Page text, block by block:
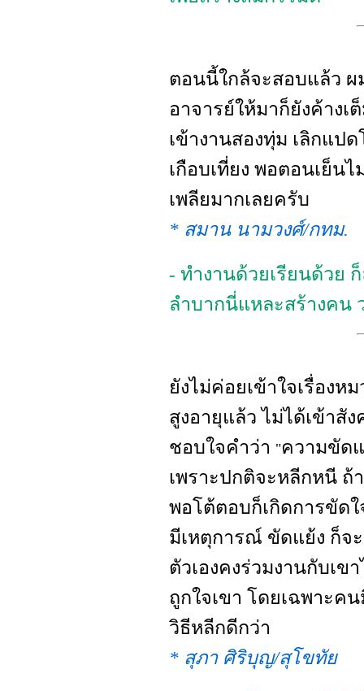
ตอนนี้ใกล้จะสอบแล้ว ผ
อาจารย์ให้มาก็ยังค้างเ
เข้างานสองทุ่ม เลิกแป
เกือบเที่ยง พอตอนเย็น
เพลียมากเลยครับ
* สมาน นามวงศ์/กทม.
- ทำงานด้วยเรียนด้วย
ลำบากนี่แหละสร้างคน
ยังไม่ค่อยเข้าใจเรื่องห
สูงอายุแล้ว ไม่ได้เข้าสั
ชอบใจคำว่า "ความขัด
เพราะปกติจะหลีกหนี ถ้
พอโต้ตอบก็เกิดการขัด
มีเหตุการณ์ ขัดแย้ง ก็จ
ตัวเองคงร่วมงานกับเข
ถูกใจเขา โดยเฉพาะค
วิธีหลีกดีกว่า
* สุภา ศิริบุญ/สุโขทัย